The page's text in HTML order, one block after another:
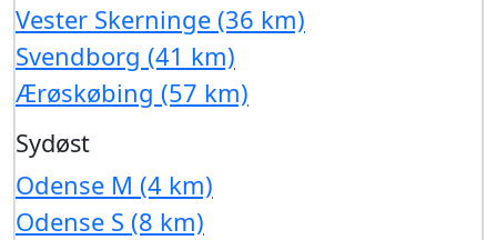
Vester Skerninge (36 km)
Svendborg (41 km)
Ærøskøbing (57 km)
Sydøst
Odense M (4 km)
Odense S (8 km)